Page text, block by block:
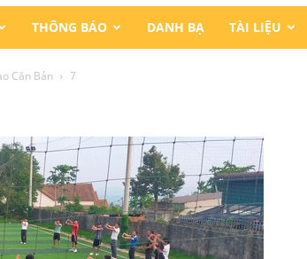
THÔNG BÁO DANH BẠ TÀI LIỆU
Căn Bản 7